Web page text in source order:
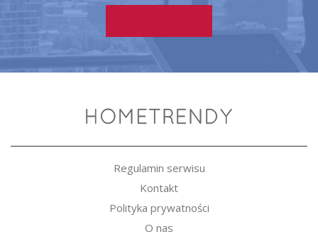
Regulamin serwisu
Kontakt
Polityka prywatności
O nas